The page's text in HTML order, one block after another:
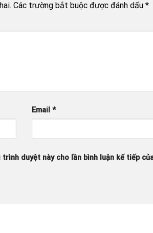
Các trường bắt buộc được đánh dấu *
Email*
duyệt này cho lần bình luận kế tiếp